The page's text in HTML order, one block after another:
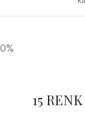
0%
15